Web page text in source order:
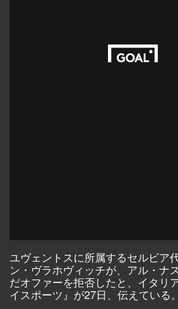
ユヴェントスに所属するセルビア
ン・ヴラホヴィッチが、アル・ナ
だオファーを拒否したと、イタリ
イスポーツ』が27日、伝えている。